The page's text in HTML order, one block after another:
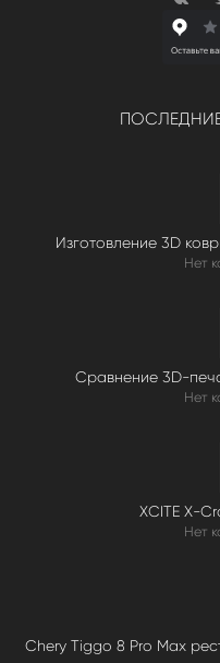
Изготовление 3D
Нет
Сравнение 3D-
Нет
XCITE X-
Нет
Chery Tiggo 8 Pro Max